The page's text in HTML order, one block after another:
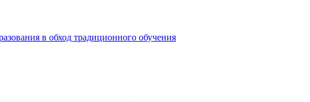
в обход традиционного обучения